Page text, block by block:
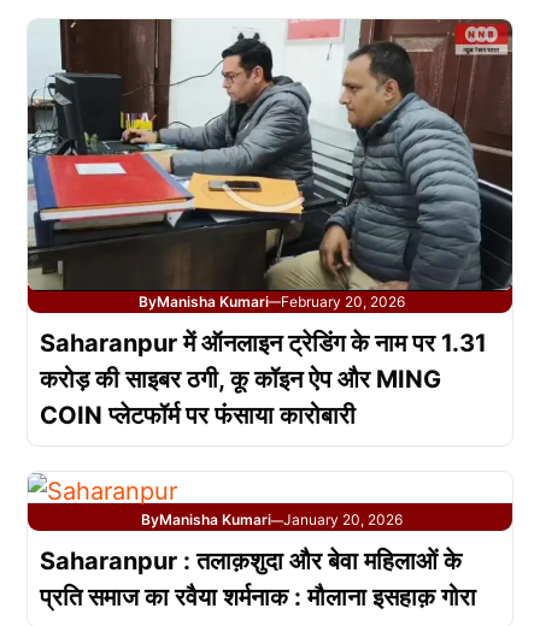
ByManisha Kumari—February 20, 2026
Saharanpur में ऑनलाइन ट्रेडिंग के नाम पर 1.31
करोड़ की साइबर ठगी, कू कॉइन ऐप और MING
COIN प्लेटफॉर्म पर फंसाया कारोबारी
ByManisha Kumari—January 20, 2026
Saharanpur : तलाक़शुदा और बेवा महिलाओं के
प्रति समाज का रवैया शर्मनाक : मौलाना इसहाक़ गोरा